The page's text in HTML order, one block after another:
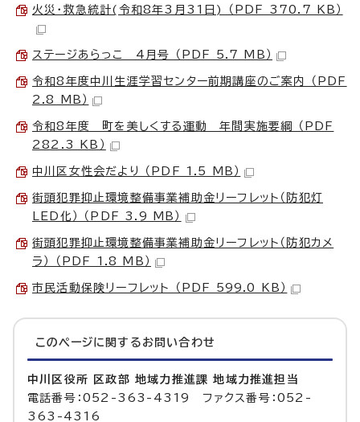
火災・救急統計(令和8年3月31日) （PDF 370.7 KB）
ステージあらっこ 4月号 （PDF 5.7 MB）
令和8年度中川生涯学習センター前期講座のご案内 （PDF
2.8 MB）
令和8年度 町を美しくする運動 年間実施要綱 （PDF
282.3 KB）
中川区女性会だより （PDF 1.5 MB）
街頭犯罪抑止環境整備事業補助金リーフレット（防犯灯
LED化） （PDF 3.9 MB）
街頭犯罪抑止環境整備事業補助金リーフレット（防犯カメ
ラ） （PDF 1.8 MB）
市民活動保険リーフレット （PDF 599.0 KB）
このページに関する お問い合わせ
中川区役所 区政部 地域力推進課 地域力推進担当
電話番号：052-363-4319 ファクス番号：052-
363-4316